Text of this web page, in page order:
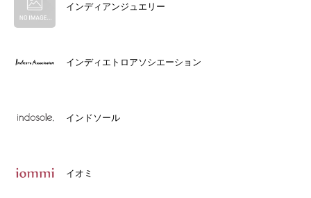
インディアンジュエリー
インディエトロアソシエーション
インドソール
イオミ